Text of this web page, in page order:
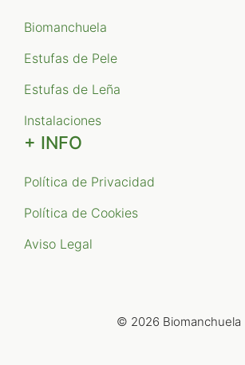
Biomanchuela
Estufas de Pele
Estufas de Leña
Instalaciones
+ INFO
Política de Privacidad
Política de Cookies
Aviso Legal
© 2026 Biomanchuela